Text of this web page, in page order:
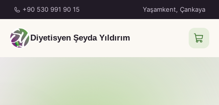
+90 530 991 90 15 Yaşamkent, Çankaya
Diyetisyen Şeyda Yıldırım